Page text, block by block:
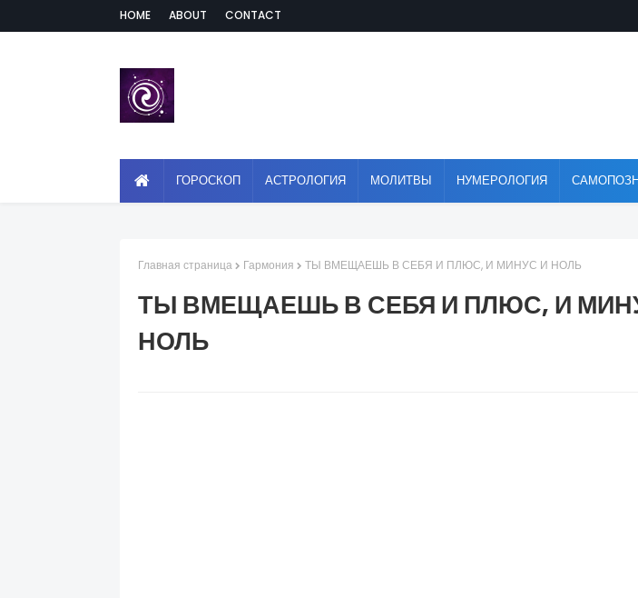
HOME ABOUT CONTACT
ГОРОСКОП АСТРОЛОГИЯ МОЛИТВЫ НУМЕРОЛОГИЯ
Главная страница Гармония ТЫ ВМЕЩАЕШЬ В СЕБЯ И ПЛЮС, И МИНУС И НОЛЬ
ТЫ ВМЕЩАЕШЬ В СЕБЯ И ПЛЮС, И
НОЛЬ